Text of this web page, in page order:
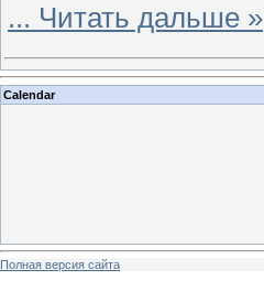
... Читать дальше »
Calendar
Полная версия сайта